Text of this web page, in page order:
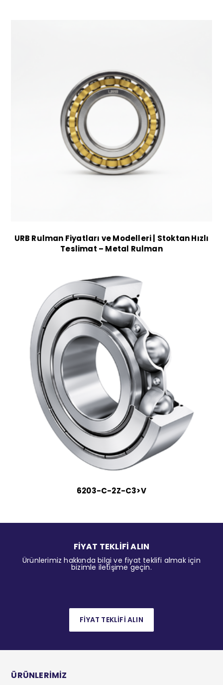
URB Rulman Fiyatları ve Modelleri | Stoktan Hızlı
Teslimat – Metal Rulman
6203-C-2Z-C3>V
FİYAT TEKLİFİ ALIN
Ürünlerimiz hakkında bilgi ve fiyat teklifi almak için
bizimle iletişime geçin.
FİYAT TEKLİFİ ALIN
ÜRÜNLERİMİZ